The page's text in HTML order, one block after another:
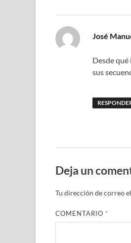
José
Desde
sus
Deja un
Tu dirección de correo
COMENTARIO *